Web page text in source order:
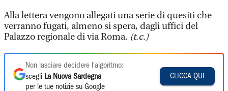
Alla lettera vengono allegati una serie di quesiti che
verranno fugati, almeno si spera, dagli uffici del
Palazzo regionale di via Roma. (t.c.)
Non lasciare decidere l'algoritmo:
scegli La Nuova Sardegna
per le tue notizie su Google
CLICCA QUI